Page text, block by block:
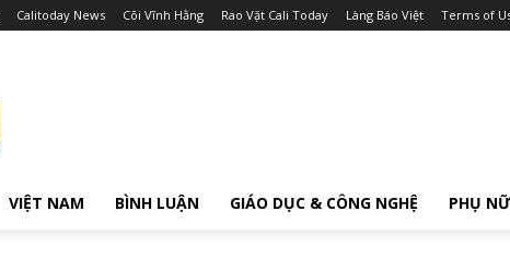
Calitoday News Cõi Vĩnh Hằng Rao Vặt Cali Today Làng Báo Việt Terms of
VIỆT NAM BÌNH LUẬN GIÁO DỤC & CÔNG NGHỆ PHỤ NỮ